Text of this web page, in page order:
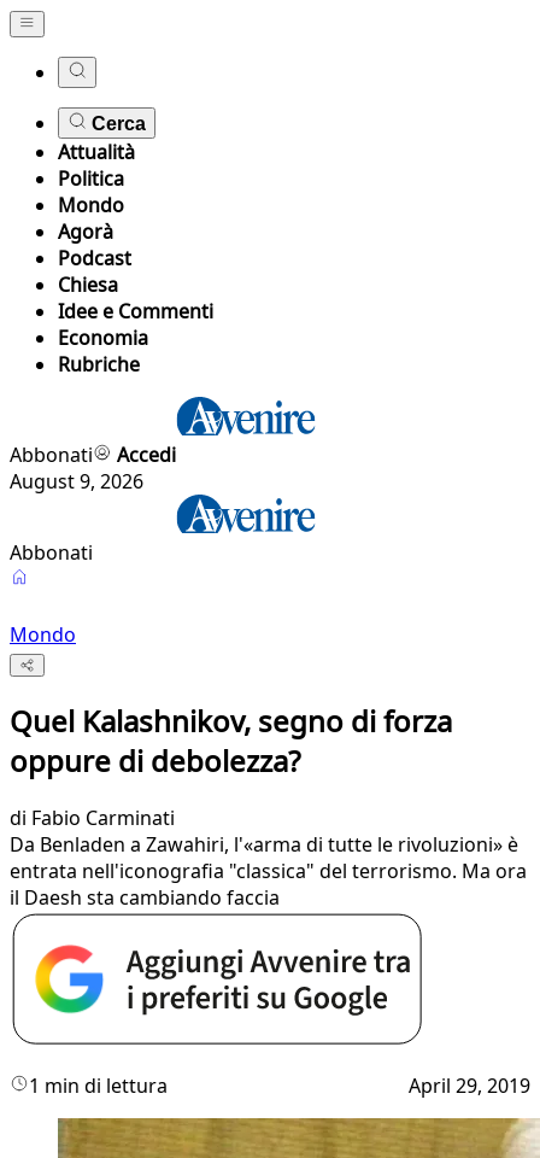
Cerca
Attualità
Politica
Mondo
Agorà
Podcast
Chiesa
Idee e Commenti
Economia
Rubriche
Abbonati
Accedi
August 9, 2026
Abbonati
Mondo
Quel Kalashnikov, segno di forza
oppure di debolezza?
di Fabio Carminati
Da Benladen a Zawahiri, l'«arma di tutte le rivoluzioni» è
entrata nell'iconografia "classica" del terrorismo. Ma ora
il Daesh sta cambiando faccia
1 min di lettura April 29, 2019